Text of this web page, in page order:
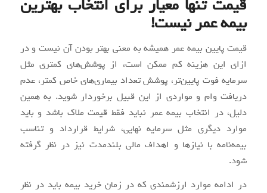
بیمه عمر نیست!
قیمت پایین بیمه عمر همیشه به معنی بهتر بودن آن نیست و در
ازای این هزینه کم ممکن است، از پوشش‌های کمتری مثل
سرمایه فوت پایین‌تر، پوشش تعداد بیماری‌های خاص کمتر، عدم
دریافت وام و مواردی از این قبیل برخوردار شوید. به همین
دلیل، در انتخاب بیمه عمر نباید فقط قیمت ملاک باشد و باید
موارد دیگری مثل سرمایه نهایی، شرایط قرارداد و تناسب
بیمه‌نامه با نیازها و اهداف مالی بلندمدت نیز در نظر گرفته
شود.
در ادامه موارد ارزشمندی که در زمان خرید بیمه باید در نظر